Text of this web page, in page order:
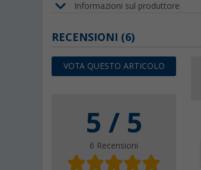
Informazioni sul produttore
RECENSIONI (6)
VOTA QUESTO ARTICOLO
5 / 5
6 Recensioni